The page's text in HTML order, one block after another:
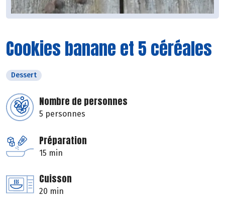
Cookies banane et 5 céréales
Dessert
Nombre de personnes
5 personnes
Préparation
15 min
Cuisson
20 min